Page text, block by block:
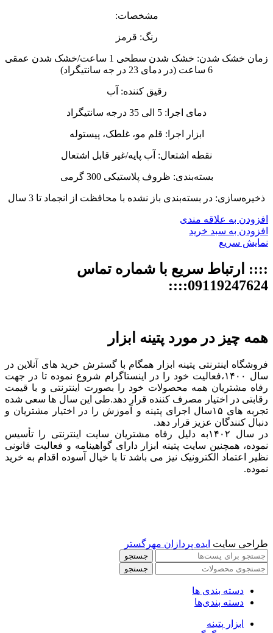
مشخصات:
رنگ: قرمز
زمان خشک شدن: خشک شدن سطحی 1 ساعت/خشک شدن عمقی
6 ساعت (در دمای 23 در جه سانتیگراد)
رقیق کننده: آب
دمای اجرا: 5 الی 35 درجه سانتیگراد
ابزار اجرا: قلم مو، غلطک، پیستوله
نقطه اشتعال: آب پایه/غیر قابل اشتعال
بسته‌بندی: ظروف پلاستیکی 300 گرمی
ذخیره‌سازی: در بسته‌بندی باز نشده با محافظت از انجماد تا 3 سال
افزودن به علاقه مندی
افزودن به سبد خرید
نمایش سریع
:::: ارتباط سریع با شماره تماس
09119247624::::
همه چیز در مورد پتینه ابزار
فروشگاه اینترنتی پتینه ابزار همگام با گسترش خرید های آنلاین در
سال ۱۴۰۰،فعالیت خود را در اینستاگرام شروع نموده تا در جهت
رفاه مشتریان همه محصولات خود را بصورت اینترنتی و با قیمت
رقابتی در اختیار مصرف کننده قرار دهد.طی این سال ها سعی شده
تجربه های ۱۵سال اجرای پتینه و آموزش را در اختیار مشتریان و
دنبال کنندگان عزیز قرار دهد.
در سال ۱۴۰۲به دلیل رفاه مشتریان سایت اینترنتی را تأسیس
نموده، همچنین سایت پتینه ابزار دارای گواهینامه و فعالیت قانونی
نظیر اعتماد الکترونیک نیز می باشد تا با خیال آسوده اقدام به خرید
نموده.
طراحی سایت ایده پردازان مهرگستر
جستجو
جستجو
دسته بندی ها
دسته بندی‌ها
ابزار پتینه